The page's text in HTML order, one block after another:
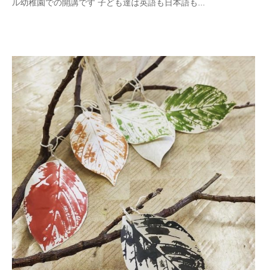
ル幼稚園での開講です 子ども達は英語も日本語も...